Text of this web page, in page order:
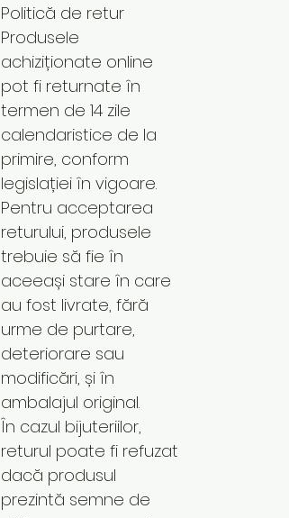
Politică de retur
Produsele
achiziționate online
pot fi returnate în
termen de 14 zile
calendaristice de la
primire, conform
legislației în vigoare.
Pentru acceptarea
returului, produsele
trebuie să fie în
aceeași stare în care
au fost livrate, fără
urme de purtare,
deteriorare sau
modificări, și în
ambalajul original.
În cazul bijuteriilor,
returul poate fi refuzat
dacă produsul
prezintă semne de